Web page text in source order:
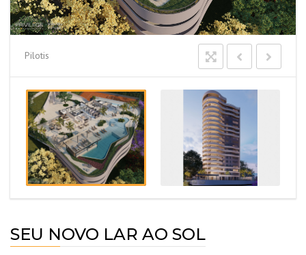
Pilotis
SEU NOVO LAR AO SOL